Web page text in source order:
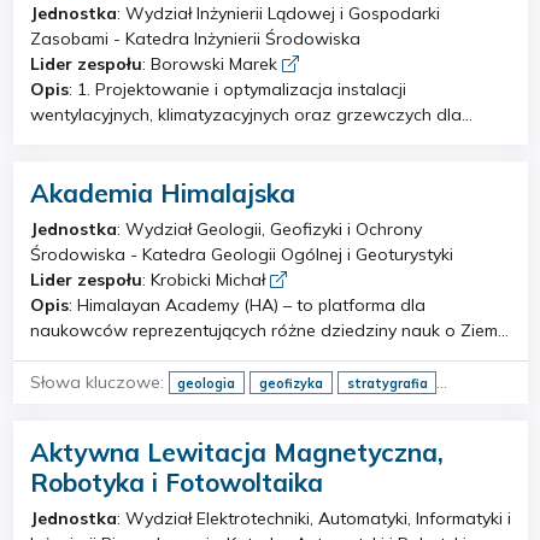
kompozytowych belek piezoelektrycznych w procesie
cyklicznego zginania.
Jednostka: Wydział Inżynierii Lądowej i Gospodarki
Zasobami - Katedra Inżynierii Środowiska
Lider zespołu : Borowski Marek
Opis: 1. Projektowanie i optymalizacja instalacji
wentylacyjnych, klimatyzacyjnych oraz grzewczych dla
wentylacji pożarowej oraz klimatyzacji w kopalniach
podziemnych. 3. Prowadzenie badań w laboratoriach
Termoanemometrii, Techniki Chłodniczej, Maszyn
Przepływowych oraz Fizyki Cieplnej Budowli. 4. Badania
przepływów, charakterystyk wymienników ciepła,
nawiewników, wywiewników oraz urządzeń wentylacyjnych.
5. Modelowanie przepływów powietrza przy użyciu
zaawansowanych technik CFD (Computational Fluid
Dynamics) dla urządzeń i instalacji wentylacyjnych. 6.
także audyty energetyczne. 7. Analiza i dobór odnawialnych
źródeł energii dla budynków mieszkalnych i przemysłowych,
w tym projektowanie systemów zintegrowanych z
instalacjami HVAC. 8. Organizacja i prowadzenie studiów
Akademia Himalajska
Jednostka: Wydział Geologii, Geofizyki i Ochrony
Środowiska - Katedra Geologii Ogólnej i Geoturystyki
Lider zespołu : Krobicki Michał
Opis: Himalayan Academy (HA) – to platforma dla
naukowców reprezentujących różne dziedziny nauk o Ziemi i
środowisku oraz różne instytucje naukowo-badawcze,
służąca wymianie wiedzy, doświadczeń i podejmowaniu
geologicznej i ewolucji Himalajów, analiza paleośrodowiska
i procesów kształtujących współczesne środowisko
geologiczne, ocena zagrożeń geologicznych i określenie ich
wpływu na lokalne społeczności. Himalayan Academy jest
Słowa kluczowe: geologia geofizyka
stratygrafia
Aktywna Lewitacja Magnetyczna,
Robotyka i Fotowoltaika
Jednostka: Wydział Elektrotechniki, Automatyki, Informatyki i